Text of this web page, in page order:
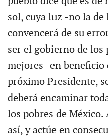
sol, cuya luz -no la
convencerá de su
ser el gobierno de los
mejores- en beneficio
próximo Presidente,
deberá encaminar
los pobres de
así, y actúe en